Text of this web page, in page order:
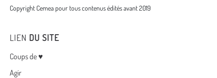
Copyright Cemea pour tous contenus édités avant 2019
LIEN DU SITE
Menu
Coups de ♥
Agir